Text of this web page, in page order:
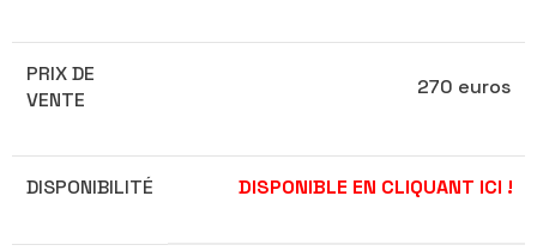
PRIX DE
VENTE
270 euros
DISPONIBILITÉ DISPONIBLE EN CLIQUANT ICI !